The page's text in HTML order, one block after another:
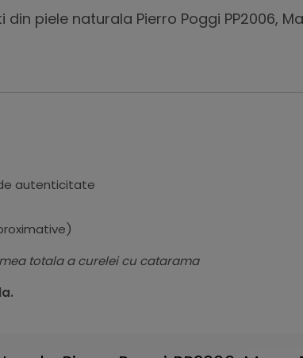
piele naturala Pierro Poggi PP2006,
autenticitate
totala a curelei cu catarama